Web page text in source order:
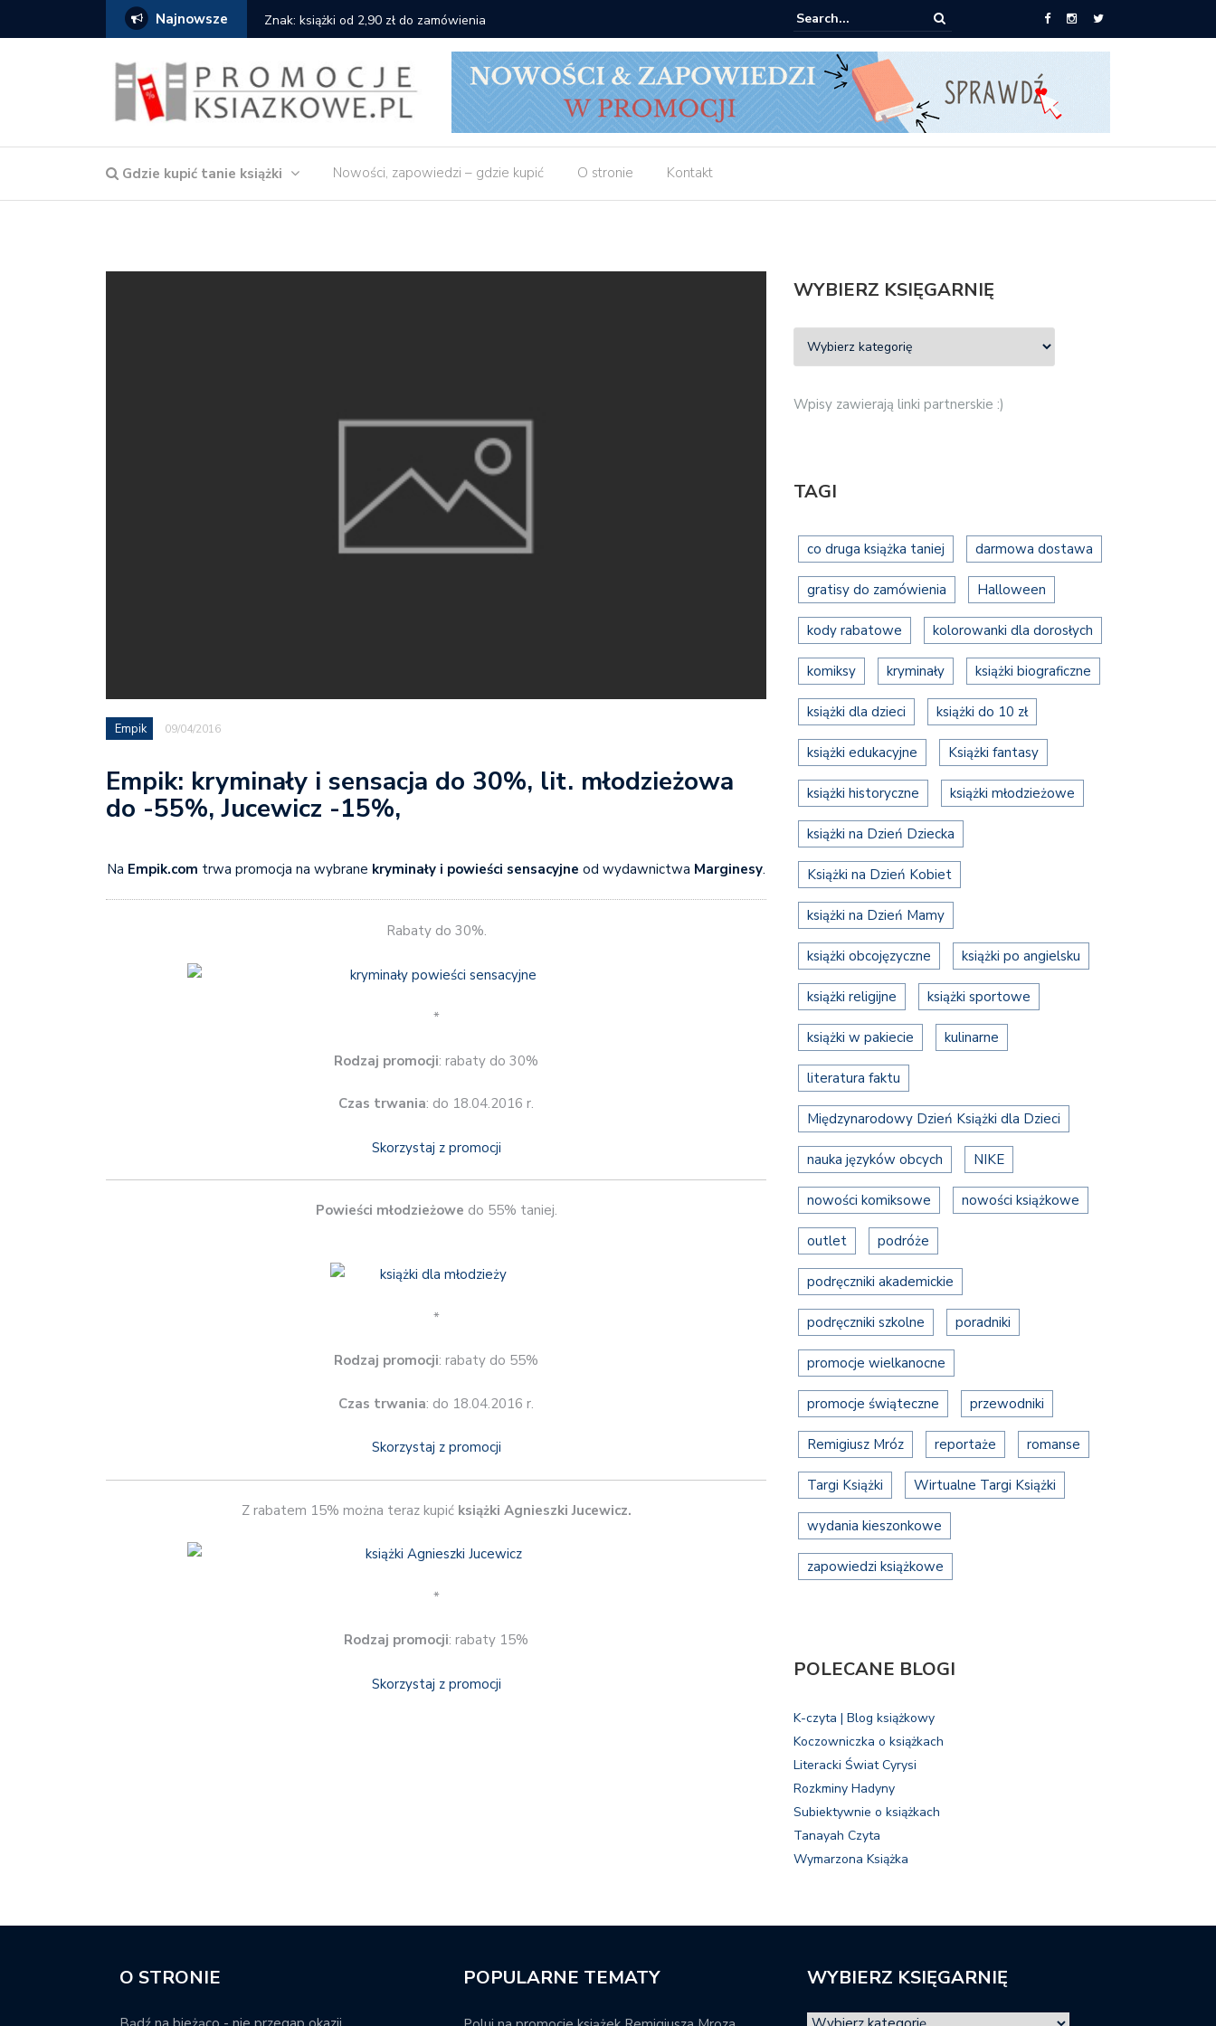
Najnowsze Znak: książki od 2,90 zł do zamówienia Matras: 10 książek za 69 zł
Gdzie kupić tanie książki Nowości, zapowiedzi – gdzie kupić O stronie Kontakt
Empik 09/04/2016
Empik: kryminały i sensacja do 30%, lit. młodzieżowa
do -55%, Jucewicz -15%,
Na Empik.com trwa promocja na wybrane kryminały i powieści sensacyjne od wydawnictwa Marginesy.
Rabaty do 30%.
*
Rodzaj promocji: rabaty do 30%
Czas trwania: do 18.04.2016 r.
Skorzystaj z promocji
Powieści młodzieżowe do 55% taniej.
*
Rodzaj promocji: rabaty do 55%
Czas trwania: do 18.04.2016 r.
Skorzystaj z promocji
Z rabatem 15% można teraz kupić książki Agnieszki Jucewicz.
*
Rodzaj promocji: rabaty 15%
Skorzystaj z promocji
WYBIERZ KSIĘGARNIĘ
Wpisy zawierają linki partnerskie :)
TAGI
co druga książka taniej darmowa dostawa
gratisy do zamówienia Halloween
kody rabatowe kolorowanki dla dorosłych
komiksy kryminały książki biograficzne
książki dla dzieci książki do 10 zł
książki edukacyjne Książki fantasy
książki historyczne książki młodzieżowe
książki na Dzień Dziecka
Książki na Dzień Kobiet
książki na Dzień Mamy
książki obcojęzyczne książki po angielsku
książki religijne książki sportowe
książki w pakiecie kulinarne
literatura faktu
Międzynarodowy Dzień Książki dla Dzieci
nauka języków obcych NIKE
nowości komiksowe nowości książkowe
outlet podróże
podręczniki akademickie
podręczniki szkolne poradniki
promocje wielkanocne
promocje świąteczne przewodniki
Remigiusz Mróz reportaże romanse
Targi Książki Wirtualne Targi Książki
wydania kieszonkowe
zapowiedzi książkowe
POLECANE BLOGI
K-czyta | Blog książkowy
Koczowniczka o książkach
Literacki Świat Cyrysi
Rozkminy Hadyny
Subiektywnie o książkach
Tanayah Czyta
Wymarzona Książka
O STRONIE POPULARNE TEMATY WYBIERZ KSIĘGARNIĘ